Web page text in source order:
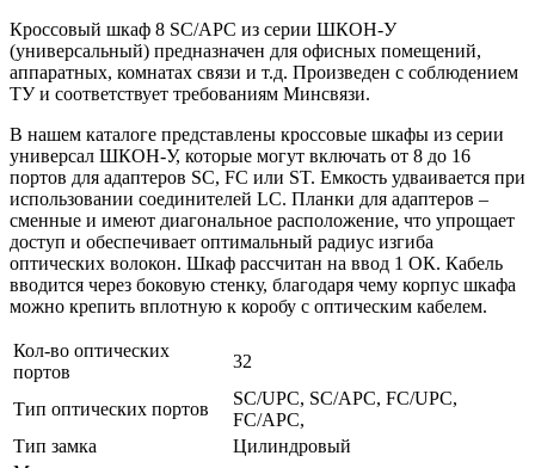
Кроссовый шкаф 8 SC/APC из серии ШКОН-У
(универсальный) предназначен для офисных помещений,
аппаратных, комнатах связи и т.д. Произведен с соблюдением
ТУ и соответствует требованиям Минсвязи.
В нашем каталоге представлены кроссовые шкафы из серии
универсал ШКОН-У, которые могут включать от 8 до 16
портов для адаптеров SC, FC или ST. Емкость удваивается при
использовании соединителей LC. Планки для адаптеров –
сменные и имеют диагональное расположение, что упрощает
доступ и обеспечивает оптимальный радиус изгиба
оптических волокон. Шкаф рассчитан на ввод 1 ОК. Кабель
вводится через боковую стенку, благодаря чему корпус шкафа
можно крепить вплотную к коробу с оптическим кабелем.
Кол-во оптических
портов
32
Тип оптических портов
SC/UPC, SC/APC, FC/UPC,
FC/APC,
Тип замка
Цилиндровый